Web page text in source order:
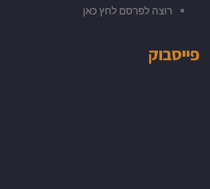
רוצה לפרסם לחץ כאן
פייסבוק